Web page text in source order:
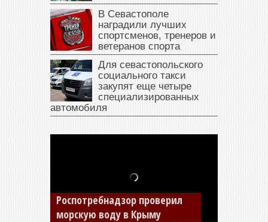
В Севастополе
наградили лучших
спортсменов, тренеров и
ветеранов спорта
Для севастопольского
социального такси
закупят еще четыре
специализированных
автомобиля
Роспотребнадзор проверил
морскую воду в Крыму
В Крыму у жителя Саки
изъяли автомобиль —
накопил долги по штрафам
ГИБДД